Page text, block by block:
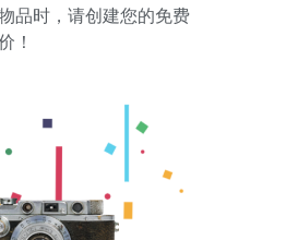
品时，请创建您的免费
！